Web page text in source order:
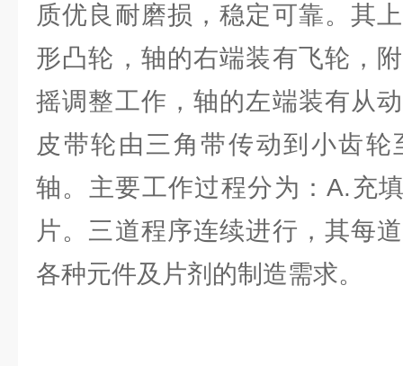
质优良耐磨损，稳定可靠。其
形凸轮，轴的右端装有飞轮，
摇调整工作，轴的左端装有从
皮带轮由三角带传动到小齿
轴。主要工作过程分为：A.充
片。三道程序连续进行，其每
各种元件及片剂的制造需求。